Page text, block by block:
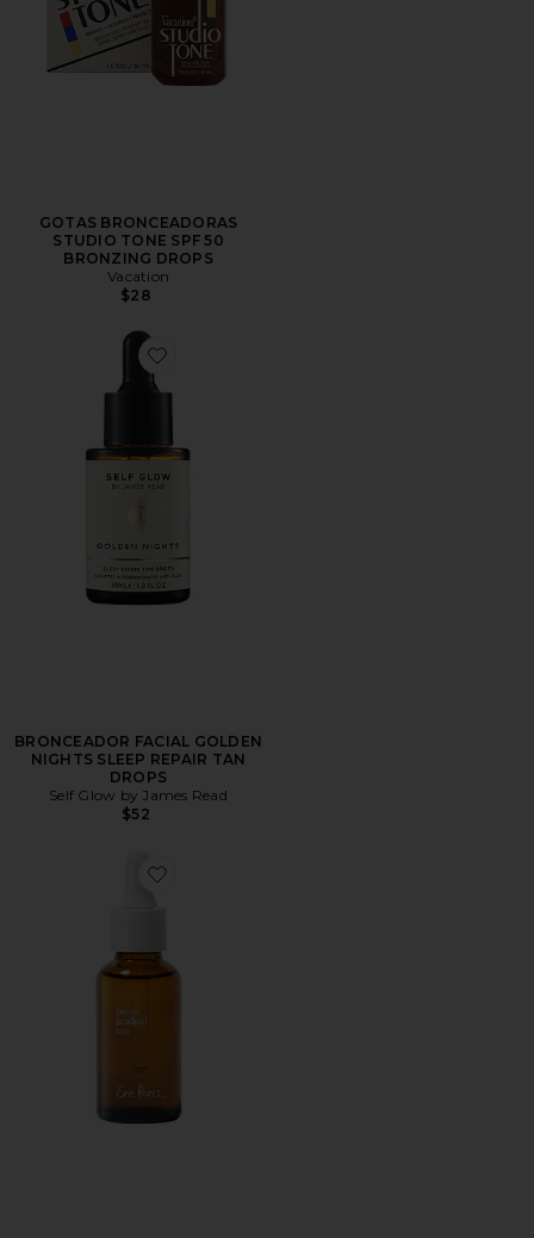
GOTAS BRONCEADORAS
STUDIO TONE SPF 50
BRONZING DROPS
Vacation
$28
Favorite BRONCEADOR FACIAL GOLDEN NIGHTS
BRONCEADOR FACIAL GOLDEN
NIGHTS SLEEP REPAIR TAN
DROPS
Self Glow by James Read
$52
Favorite BRONCEADOR FACIAL GUAVA GRADUAL